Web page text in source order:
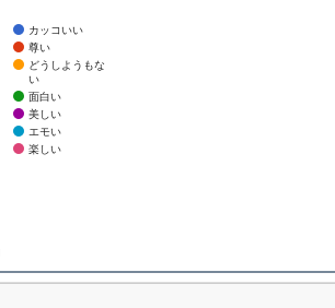
カッコいい
尊い
どうしようもな
い
面白い
美しい
エモい
楽しい